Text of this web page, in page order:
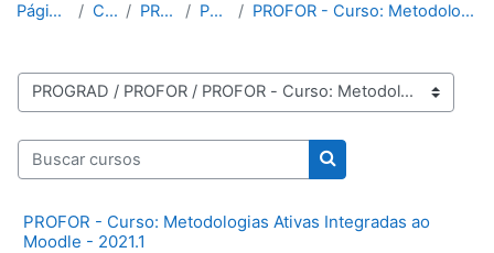
Página inicial Cursos PROGRAD PROFOR PROFOR - Curso: Metodologias Ativas Integradas ao ...
Categorias de Cursos
Buscar cursos
Buscar cursos
PROFOR - Curso: Metodologias Ativas Integradas ao
Moodle - 2021.1